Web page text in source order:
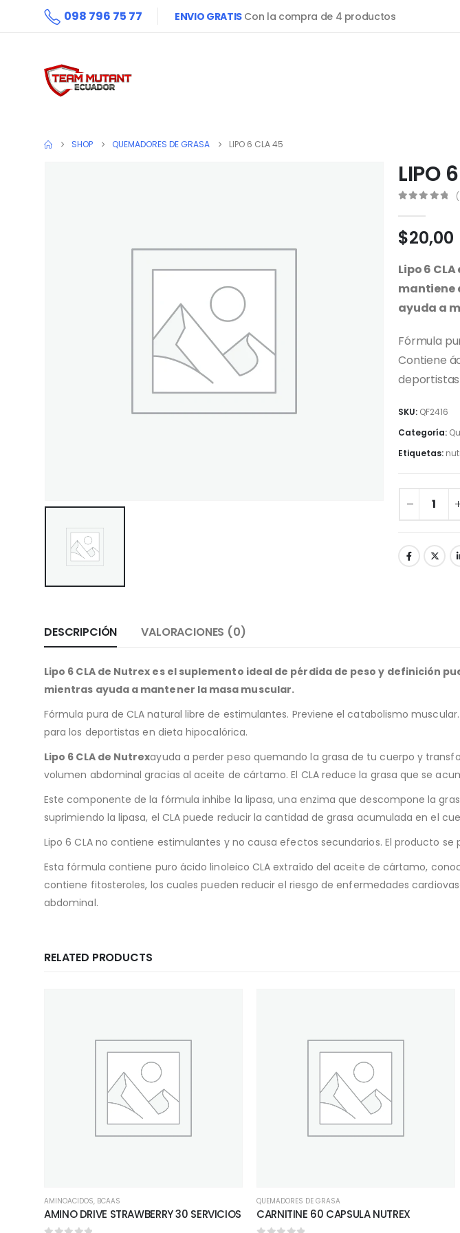
098 796 75 77 ENVIO GRATISCon la compra de 4 productos
SHOP QUEMADORES DE GRASA LIPO 6 CLA 45
LIPO
$20,00
Lipo 6
mantiene
ayuda a
Fórmula
Contiene
SKU: QF2416
Categoría:
Etiquetas:
DESCRIPCIÓN VALORACIONES (0)
Lipo 6 CLA de Nutrex es el suplemento ideal de pérdida de peso y
mientras ayuda a mantener la masa muscular.
Fórmula pura de CLA natural libre de estimulantes. Previene el catabolismo
para los deportistas en dieta hipocalórica.
Lipo 6 CLA de Nutrexayuda a perder peso quemando la grasa de tu cuerpo y
volumen abdominal gracias al aceite de cártamo. El CLA reduce la grasa que se
Este componente de la fórmula inhibe la lipasa, una enzima que descompone la
suprimiendo la lipasa, el CLA puede reducir la cantidad de grasa acumulada en el
Lipo 6 CLA no contiene estimulantes y no causa efectos secundarios. El producto
Esta fórmula contiene puro ácido linoleico CLA extraído del aceite de cártamo,
contiene fitosteroles, los cuales pueden reducir el riesgo de enfermedades
abdominal.
RELATED PRODUCTS
AMINOACIDOS, BCAAS
AMINO DRIVE STRAWBERRY 30 SERVICIOS
QUEMADORES DE GRASA
CARNITINE 60 CAPSULA NUTREX